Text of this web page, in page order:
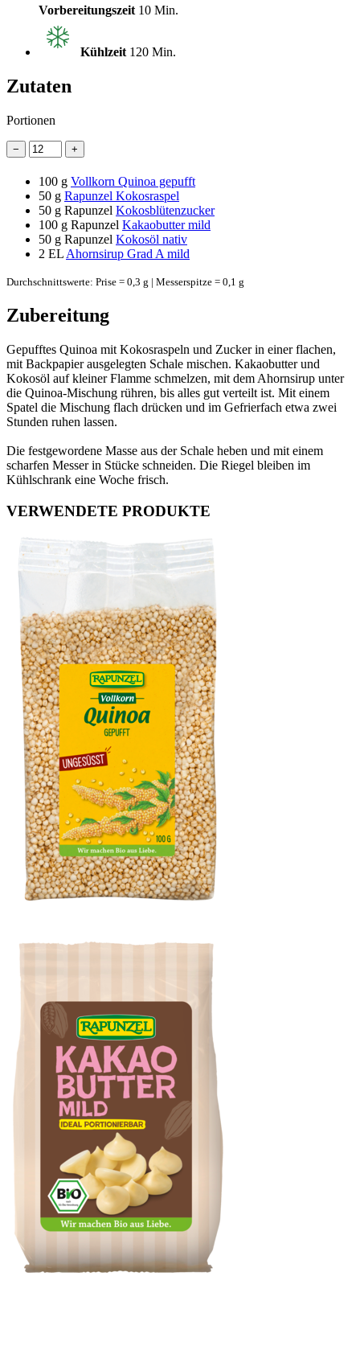
Vorbereitungszeit 10 Min.
Kühlzeit 120 Min.
Zutaten
Portionen
− +
100 g Vollkorn Quinoa gepufft
50 g Rapunzel Kokosraspel
50 g Rapunzel Kokosblütenzucker
100 g Rapunzel Kakaobutter mild
50 g Rapunzel Kokosöl nativ
2 EL Ahornsirup Grad A mild
Durchschnittswerte: Prise = 0,3 g | Messerspitze = 0,1 g
Zubereitung
Gepufftes Quinoa mit Kokosraspeln und Zucker in einer flachen,
mit Backpapier ausgelegten Schale mischen. Kakaobutter und
Kokosöl auf kleiner Flamme schmelzen, mit dem Ahornsirup unter
die Quinoa-Mischung rühren, bis alles gut verteilt ist. Mit einem
Spatel die Mischung flach drücken und im Gefrierfach etwa zwei
Stunden ruhen lassen.
Die festgewordene Masse aus der Schale heben und mit einem
scharfen Messer in Stücke schneiden. Die Riegel bleiben im
Kühlschrank eine Woche frisch.
VERWENDETE PRODUKTE